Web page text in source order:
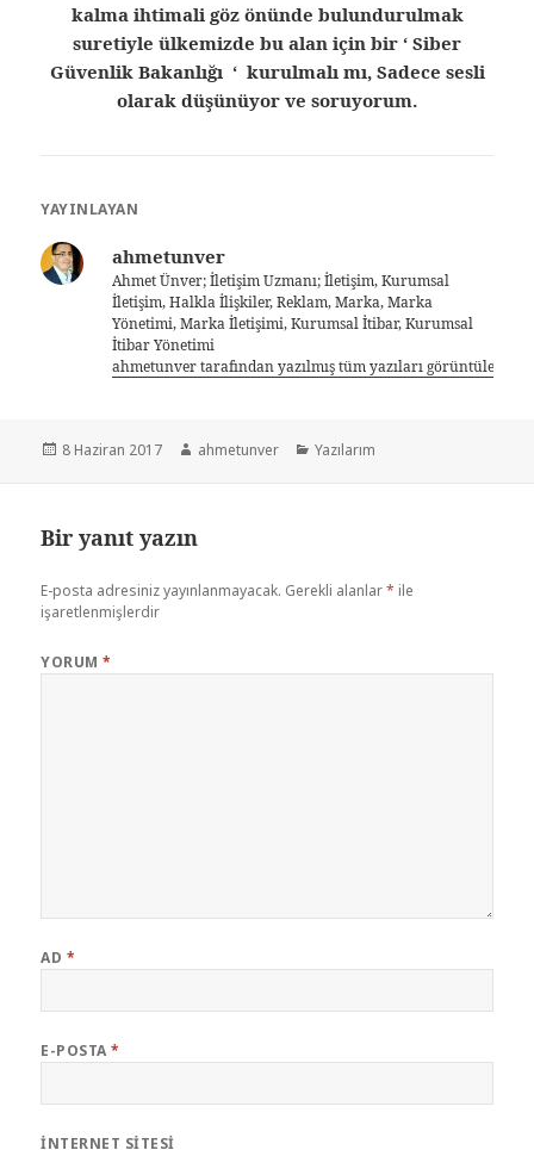
kalma ihtimali göz önünde bulundurulmak
suretiyle ülkemizde bu alan için bir ‘ Siber
Güvenlik Bakanlığı ‘ kurulmalı mı, Sadece sesli
olarak düşünüyor ve soruyorum.
YAYINLAYAN
ahmetunver
Ahmet Ünver; İletişim Uzmanı; İletişim, Kurumsal
İletişim, Halkla İlişkiler, Reklam, Marka, Marka
Yönetimi, Marka İletişimi, Kurumsal İtibar, Kurumsal
İtibar Yönetimi
ahmetunver tarafından yazılmış tüm yazıları görüntüle
8 Haziran 2017 ahmetunver Yazılarım
Bir yanıt yazın
E-posta adresiniz yayınlanmayacak. Gerekli alanlar* ile
işaretlenmişlerdir
YORUM*
AD *
E-POSTA*
İNTERNET SITESI